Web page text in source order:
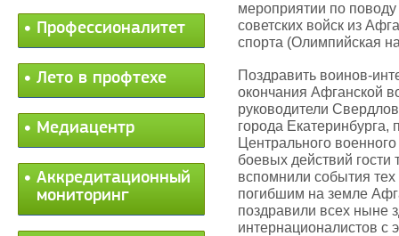
Профессионалитет
Лето в профтехе
Медиацентр
Аккредитационный
мониторинг
мероприятии по
советских войск из
спорта (Олимпийская
Поздравить воинов-
окончания Афганской
руководители
города Екатеринбурга,
Центрального
боевых действий гости
вспомнили события тех
погибшим на земле
поздравили всех ныне
интернационалистов с